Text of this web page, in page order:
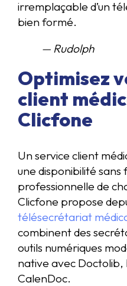
irremplaçable d’un
bien formé.
— Rudolph
Optimisez
client
Clicfone
Un service client
une disponibilité
professionnelle de
Clicfone propose
télésecrétariat
combinent des
outils numériques
native avec Doctolib,
CalenDoc.